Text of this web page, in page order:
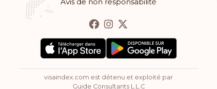
visaindex.com est détenu et exploité par
Guide Consultants L.L.C